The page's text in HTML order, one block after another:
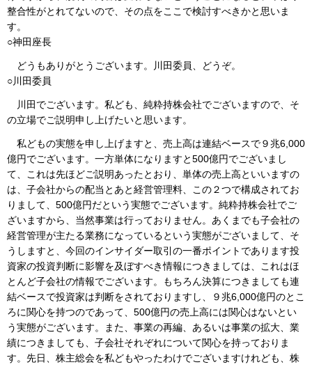
整合性がとれてないので、その点をここで検討すべきかと思いま
す。
○神田座長
どうもありがとうございます。川田委員、どうぞ。
○川田委員
川田でございます。私ども、純粋持株会社でございますので、そ
の立場でご説明申し上げたいと思います。
私どもの実態を申し上げますと、売上高は連結ベースで９兆6,000
億円でございます。一方単体になりますと500億円でございまし
て、これは先ほどご説明あったとおり、単体の売上高といいますの
は、子会社からの配当とあと経営管理料、この２つで構成されてお
りまして、500億円だという実態でございます。純粋持株会社でご
ざいますから、当然事業は行っておりません。あくまでも子会社の
経営管理が主たる業務になっているという実態がございまして、そ
うしますと、今回のインサイダー取引の一番ポイントであります投
資家の投資判断に影響を及ぼすべき情報につきましては、これはほ
とんど子会社の情報でございます。もちろん決算につきましても連
結ベースで投資家は判断をされておりますし、９兆6,000億円のとこ
ろに関心を持つのであって、500億円の売上高には関心はないとい
う実態がございます。また、事業の再編、あるいは事業の拡大、業
績につきましても、子会社それぞれについて関心を持っておりま
す。先日、株主総会を私どもやったわけでございますけれども、株